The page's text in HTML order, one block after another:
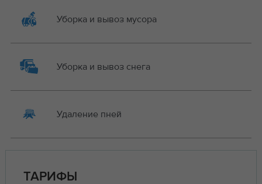
Уборка и вывоз мусора
Уборка и вывоз снега
Удаление пней
ТАРИФЫ